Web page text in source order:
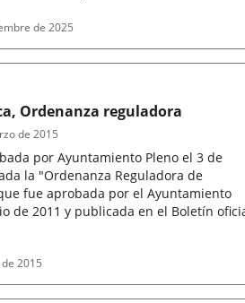
de 2025
Ordenanza reguladora
por Ayuntamiento Pleno el 3 de
la "Ordenanza Reguladora de
fue aprobada por el Ayuntamiento
de 2011 y publicada en el Boletín
de 2015
2015